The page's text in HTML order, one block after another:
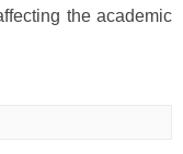
the academic